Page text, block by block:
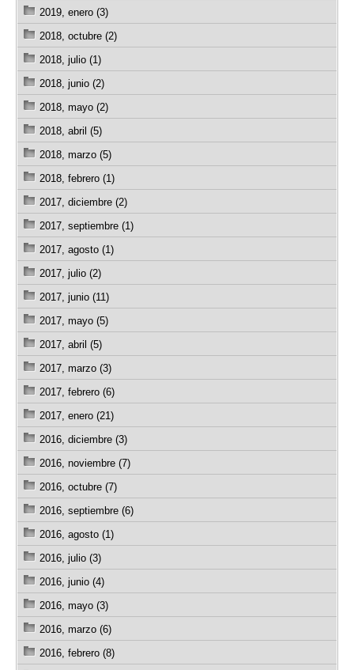
2019, enero (3)
2018, octubre (2)
2018, julio (1)
2018, junio (2)
2018, mayo (2)
2018, abril (5)
2018, marzo (5)
2018, febrero (1)
2017, diciembre (2)
2017, septiembre (1)
2017, agosto (1)
2017, julio (2)
2017, junio (11)
2017, mayo (5)
2017, abril (5)
2017, marzo (3)
2017, febrero (6)
2017, enero (21)
2016, diciembre (3)
2016, noviembre (7)
2016, octubre (7)
2016, septiembre (6)
2016, agosto (1)
2016, julio (3)
2016, junio (4)
2016, mayo (3)
2016, marzo (6)
2016, febrero (8)